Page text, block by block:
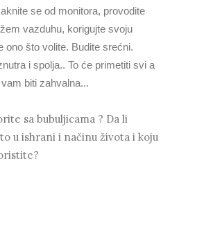
se od monitora, provodite
vazduhu, korigujte svoju
ono što volite. Budite srećni.
i spolja.. To će primetiti svi a
biti zahvalna...
sa bubuljicama ? Da li
u ishrani i načinu života i koju